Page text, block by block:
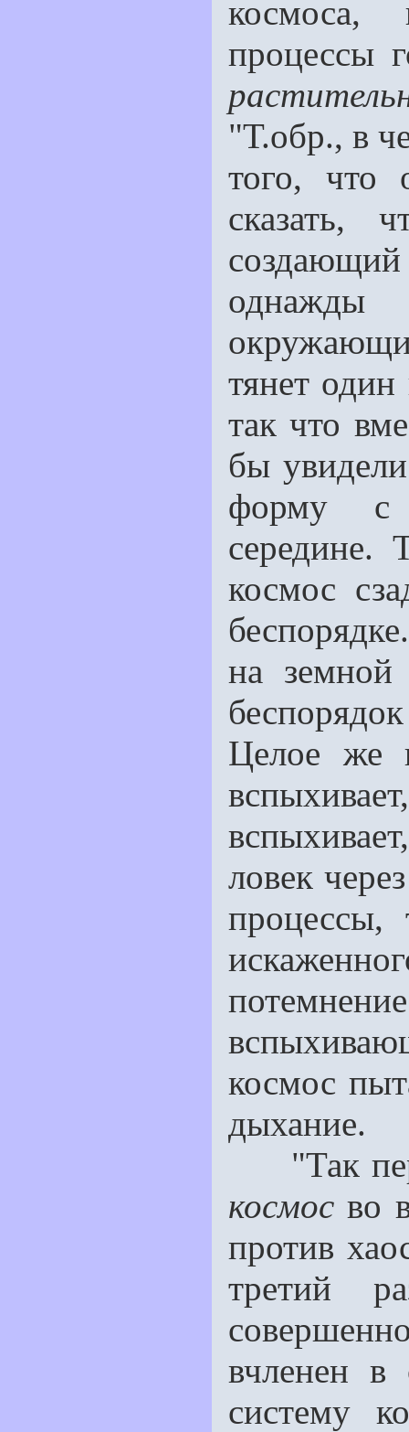
космоса,
процессы
"Т.обр., в
того, что
сказать,
создающий
тянет
так что
бы
форму с
середине.
космос
на земной
Целое же
ловек
процессы,
космос
дыхание.
"Так
космос во
против
третий
вчленен в
систему